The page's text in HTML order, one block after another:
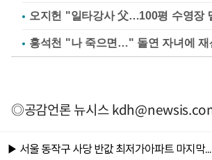
오지헌 "일타강사 父…100평 수영장
홍석천 "나 죽으면…" 돌연 자녀에 재
◎공감언론 뉴시스